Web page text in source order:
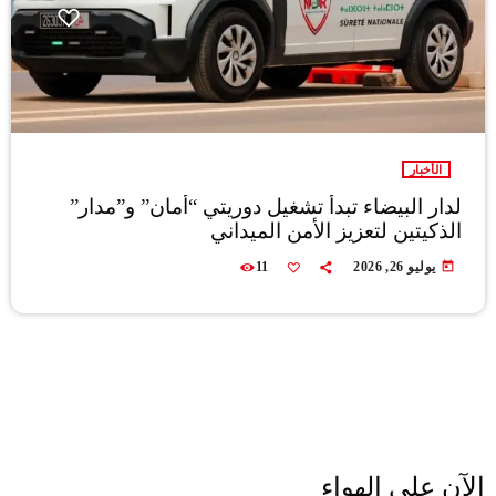
الأخبار
لدار البيضاء تبدأ تشغيل دوريتي “أمان” و”مدار”
الذكيتين لتعزيز الأمن الميداني
today يوليو 26, 2026 11
الآن على الهواء